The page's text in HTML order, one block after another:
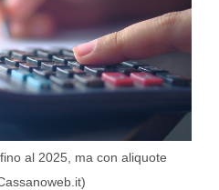
al 2025, ma con aliquote